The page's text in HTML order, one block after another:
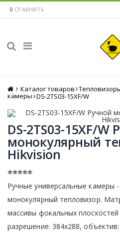
0 СРАВНИТЬ
Главная
Каталог товаров
камеры DS-2TS03-15XF/W
DS-2TS03-15XF/W
монокулярный
Hikvision
Ручные универсальные камеры
монокулярный тепловизор.
массивы фокальных плоскостей
разрешение: 384х288,